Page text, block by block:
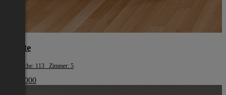
Reutte
Wohnfläche: 113 Zimmer: 5
€ 490 000